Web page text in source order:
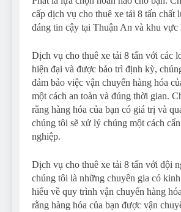
cấp dịch vụ cho thuê xe tải 8 tấn chất
đáng tin cậy tại Thuận An và khu vực
Dịch vụ cho thuê xe tải 8 tấn với các
hiện đại và được bảo trì định kỳ,
đảm bảo việc vận chuyển hàng hóa
một cách an toàn và đúng thời gian.
rằng hàng hóa của bạn có giá trị và
chúng tôi sẽ xử lý chúng một cách
nghiệp.
Dịch vụ cho thuê xe tải 8 tấn với đội
chúng tôi là những chuyên gia có
hiểu về quy trình vận chuyển hàng
rằng hàng hóa của bạn được vận